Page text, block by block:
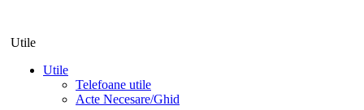
Utile
Utile
Telefoane utile
Acte Necesare/Ghid